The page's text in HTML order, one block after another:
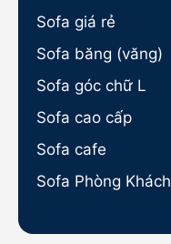
Sofa giá rẻ
Sofa băng (văng)
Sofa góc chữ L
Sofa cao cấp
Sofa cafe
Sofa Phòng Khách